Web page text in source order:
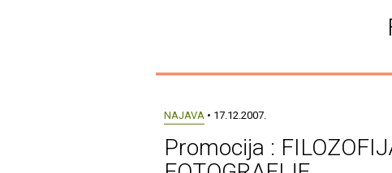
NAJAVA• 17.12.2007.
Promocija :